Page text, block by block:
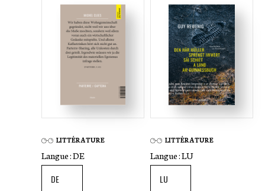
LITTÉRATURE
Langue :DE
LITTÉRATURE
Langue :LU